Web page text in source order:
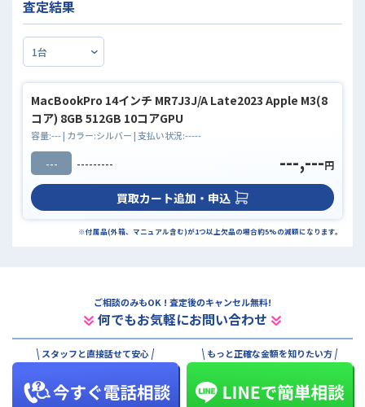
査定結果
MacBookPro 14インチ MR7J3J/A Late2023 Apple M3(8
コア) 8GB 512GB 10コアGPU
容量:---| カラー:シルバー| 支払い状況:-----
--- --------- ---,---円
買取カート追加・申込
※付属品(外箱、マニュアル含む)が1つ以上欠品の場合約5%の減額になります。
ご相談のみもOK ! 査定後のキャンセル無料!
何でもお気軽にお問い合わせ
スタッフと直接話せて安心 もっと正確な金額を知りたい方